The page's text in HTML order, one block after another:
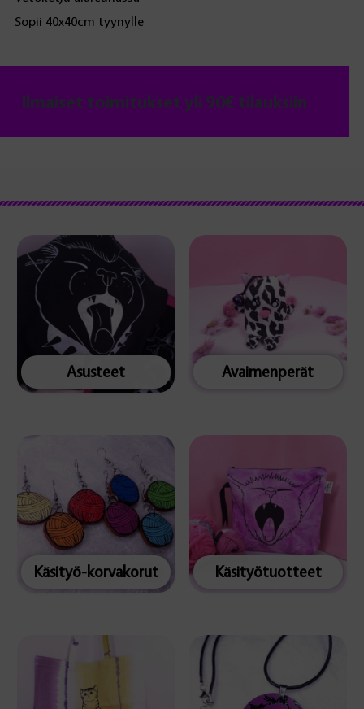
Sopii 40x40cm tyynylle
Ilmaiset toimitukset yli 90€ tilauksiin.
Asusteet Avaimenperät
Käsityö-korvakorut Käsityötuotteet